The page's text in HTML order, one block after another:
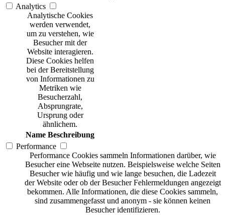
Analytics
Analytische Cookies
werden verwendet,
um zu verstehen, wie
Besucher mit der
Website interagieren.
Diese Cookies helfen
bei der Bereitstellung
von Informationen zu
Metriken wie
Besucherzahl,
Absprungrate,
Ursprung oder
ähnlichem.
Name Beschreibung
Performance
Performance Cookies sammeln Informationen darüber, wie
Besucher eine Webseite nutzen. Beispielsweise welche Seiten
Besucher wie häufig und wie lange besuchen, die Ladezeit
der Website oder ob der Besucher Fehlermeldungen angezeigt
bekommen. Alle Informationen, die diese Cookies sammeln,
sind zusammengefasst und anonym - sie können keinen
Besucher identifizieren.